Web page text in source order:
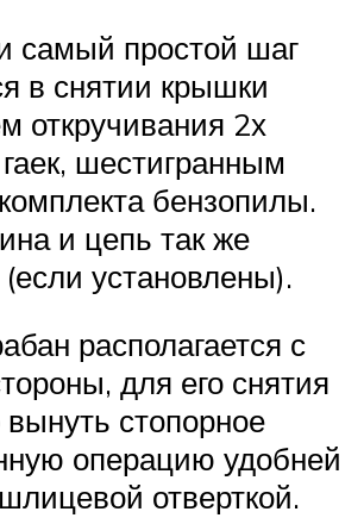
самый простой шаг
в снятии крышки
откручивания 2х
шестигранным
бензопилы.
и цепь так же
установлены).
располагается с
для его снятия
вынуть стопорное
операцию удобней
отверткой.